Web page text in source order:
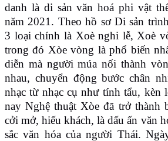
danh là di sản văn hoá phi vật
năm 2021. Theo hồ sơ Di sản
3 loại chính là Xoè nghi lễ, Xoè
trong đó Xòe vòng là phổ biến
diễn mà người múa nối thành
nhau, chuyển động bước chân
nhạc từ nhạc cụ như tính tẩu, kèn
nay Nghệ thuật Xòe đã trở thành
cởi mở, hiếu khách, là dấu ấn văn
sắc văn hóa của người Thái.